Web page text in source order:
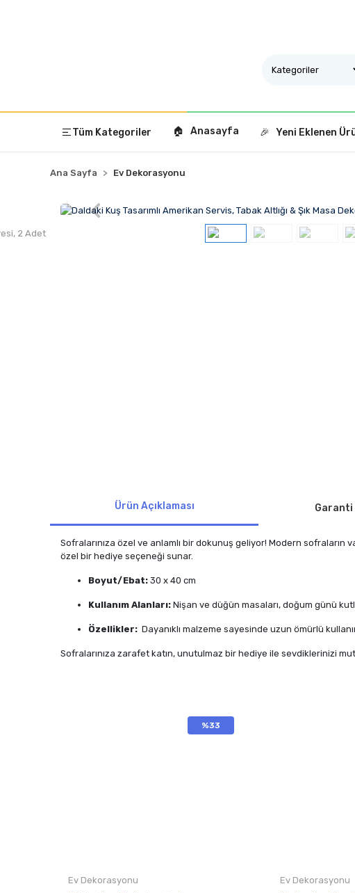
Tüm Kategoriler 🏠 Anasayfa 🎉 Yeni Eklenen
Ana Sayfa Ev Dekorasyonu
Ürün Açıklaması Garanti
Sofralarınıza özel ve anlamlı bir dokunuş geliyor! Modern sofraların
özel bir hediye seçeneği sunar.
Boyut/Ebat: 30 x 40 cm
Kullanım Alanları: Nişan ve düğün masaları, doğum günü
Özellikler: Dayanıklı malzeme sayesinde uzun ömürlü
Sofralarınıza zarafet katın, unutulmaz bir hediye ile sevdiklerinizi
%33
Ev Dekorasyonu Ev Dekorasyonu